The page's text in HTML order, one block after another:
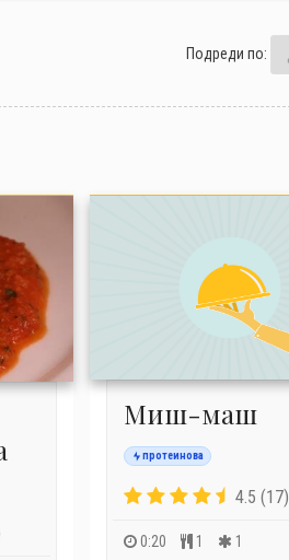
Подреди по:
Миш-маш
протеинова
4.5 (17)
0:20 1 1